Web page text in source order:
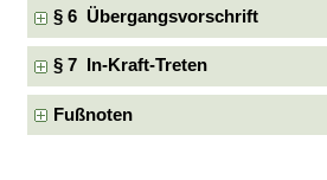
§ 6 Übergangsvorschrift
§ 7 In-Kraft-Treten
Fußnoten